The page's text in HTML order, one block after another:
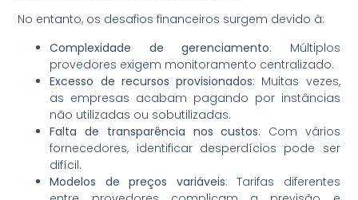
No entanto, os desafios financeiros surgem devido à:
Complexidade de gerenciamento: Múltiplos
provedores exigem monitoramento centralizado.
Excesso de recursos provisionados: Muitas vezes,
as empresas acabam pagando por instâncias
não utilizadas ou sobutilizadas.
Falta de transparência nos custos: Com vários
fornecedores, identificar desperdícios pode ser
difícil.
Modelos de preços variáveis: Tarifas diferentes